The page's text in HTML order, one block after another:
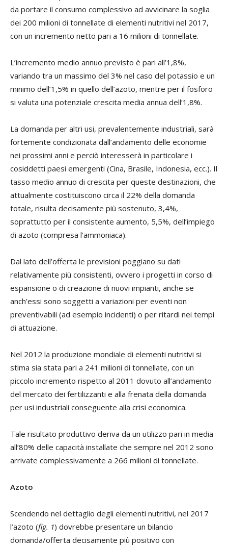
da portare il consumo complessivo ad avvicinare la soglia
dei 200 milioni di tonnellate di elementi nutritivi nel 2017,
con un incremento netto pari a 16 milioni di tonnellate.
L’incremento medio annuo previsto è pari all’1,8%,
variando tra un massimo del 3% nel caso del potassio e un
minimo dell’1,5% in quello dell’azoto, mentre per il fosforo
si valuta una potenziale crescita media annua dell’1,8%.
La domanda per altri usi, prevalentemente industriali, sarà
fortemente condizionata dall’andamento delle economie
nei prossimi anni e perciò interesserà in particolare i
cosiddetti paesi emergenti (Cina, Brasile, Indonesia, ecc.). Il
tasso medio annuo di crescita per queste destinazioni, che
attualmente costituiscono circa il 22% della domanda
totale, risulta decisamente più sostenuto, 3,4%,
soprattutto per il consistente aumento, 5,5%, dell’impiego
di azoto (compresa l’ammoniaca).
Dal lato dell’offerta le previsioni poggiano su dati
relativamente più consistenti, ovvero i progetti in corso di
espansione o di creazione di nuovi impianti, anche se
anch’essi sono soggetti a variazioni per eventi non
preventivabili (ad esempio incidenti) o per ritardi nei tempi
di attuazione.
Nel 2012 la produzione mondiale di elementi nutritivi si
stima sia stata pari a 241 milioni di tonnellate, con un
piccolo incremento rispetto al 2011 dovuto all’andamento
del mercato dei fertilizzanti e alla frenata della domanda
per usi industriali conseguente alla crisi economica.
Tale risultato produttivo deriva da un utilizzo pari in media
all’80% delle capacità installate che sempre nel 2012 sono
arrivate complessivamente a 266 milioni di tonnellate.
Azoto
Scendendo nel dettaglio degli elementi nutritivi, nel 2017
l’azoto (fig. 1) dovrebbe presentare un bilancio
domanda/offerta decisamente più positivo con